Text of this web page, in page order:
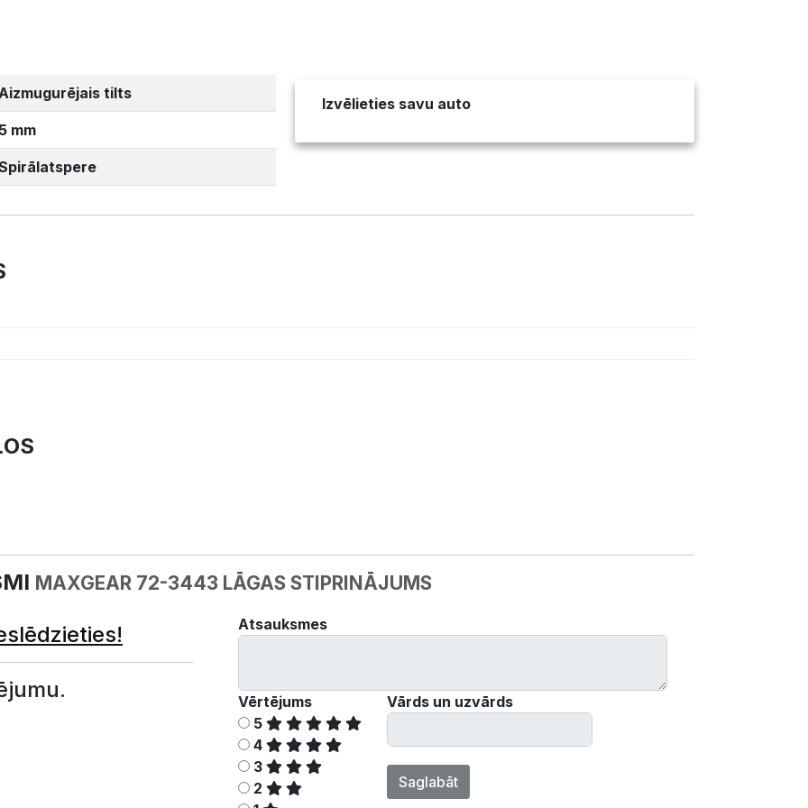
tilts
mm
Izvēlieties savu auto
MAXGEAR 72-3443 LĀGAS STIPRINĀJUMS
Atsauksmes
Vērtējums
5
4
3
2
Vārds un uzvārds
Saglabāt